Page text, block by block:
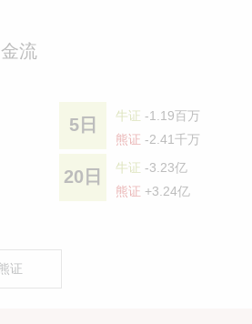
流
5日 牛证 -1.19百万
熊证 -2.41千万
20日 牛证 -3.23亿
熊证 +3.24亿
证